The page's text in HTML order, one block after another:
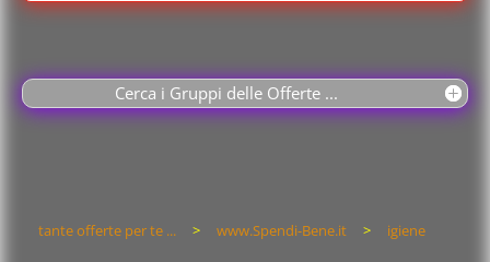
Cerca i Gruppi delle Offerte ...
tante offerte per te ... > www.Spendi-Bene.it > igiene